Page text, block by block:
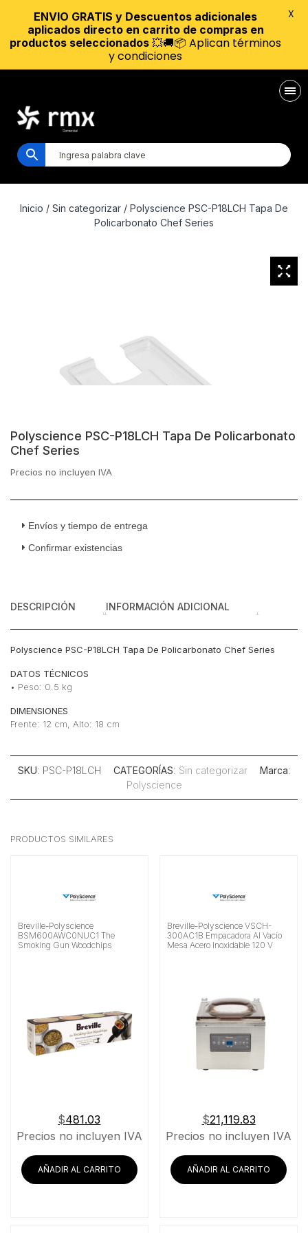
Inicio / Sin categorizar / Polyscience PSC-P18LCH Tapa De
Policarbonato Chef Series
Polyscience PSC-P18LCH Tapa De Policarbonato
Chef Series
Precios no incluyen IVA
Envíos y tiempo de entrega
Confirmar existencias
DESCRIPCIÓN INFORMACIÓN ADICIONAL
Polyscience PSC-P18LCH Tapa De Policarbonato Chef Series
DATOS TÉCNICOS
• Peso: 0.5 kg
DIMENSIONES
Frente: 12 cm, Alto: 18 cm
SKU: PSC-P18LCH CATEGORÍAS: Sin categorizar Marca:
Polyscience
PRODUCTOS SIMILARES
Breville-Polyscience
BSM600AWC0NUC1 The
Smoking Gun Woodchips
$481.03
Precios no incluyen IVA
AÑADIR AL CARRITO
Breville-Polyscience VSCH-
300AC1B Empacadora Al Vacío
Mesa Acero Inoxidable 120 V
$21,119.83
Precios no incluyen IVA
AÑADIR AL CARRITO
ENVIO GRATIS y Descuentos adicionales
aplicados directo en carrito de compras en
productos seleccionados 💥🚚📦 Aplican términos
y condiciones
X